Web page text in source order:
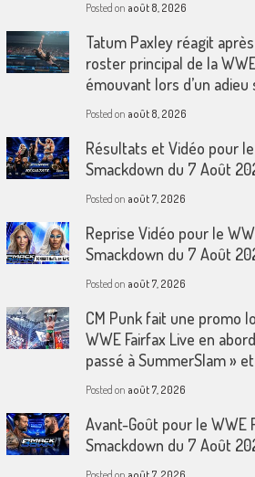
Posted on août 8, 2026
Tatum Paxley réagit
roster principal de la
émouvant lors d’un adieu
Posted on août 8, 2026
Résultats et Vidéo pour
Smackdown du 7 Août
Posted on août 7, 2026
Reprise Vidéo pour le
Smackdown du 7 Août
Posted on août 7, 2026
CM Punk fait une promo
WWE Fairfax Live en
passé à SummerSlam »
Posted on août 7, 2026
Avant-Goût pour le WWE
Smackdown du 7 Août